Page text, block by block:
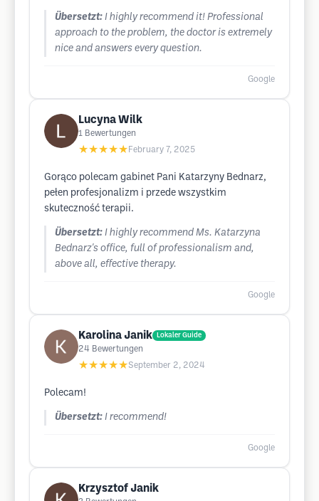
Übersetzt: I highly recommend it! Professional
approach to the problem, the doctor is extremely
nice and answers every question.
Google
Lucyna Wilk
1 Bewertungen
★★★★★ February 7, 2025
Gorąco polecam gabinet Pani Katarzyny Bednarz,
pełen profesjonalizm i przede wszystkim
skuteczność terapii.
Übersetzt: I highly recommend Ms. Katarzyna
Bednarz's office, full of professionalism and,
above all, effective therapy.
Google
Karolina Janik Lokaler Guide
24 Bewertungen
★★★★★September 2, 2024
Polecam!
Übersetzt: I recommend!
Google
Krzysztof Janik